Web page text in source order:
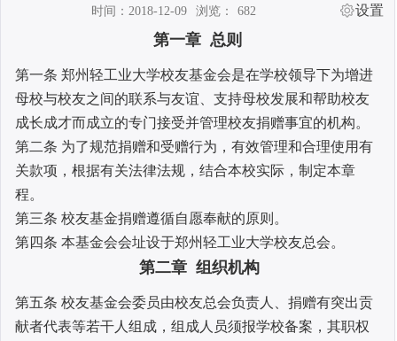
时间：2018-12-09 浏览： 682 设置
第一章 总则
第一条 郑州轻工业大学校友基金会是在学校领导下为增进
母校与校友之间的联系与友谊、支持母校发展和帮助校友
成长成才而成立的专门接受并管理校友捐赠事宜的机构。
第二条 为了规范捐赠和受赠行为，有效管理和合理使用有
关款项，根据有关法律法规，结合本校实际，制定本章
程。
第三条 校友基金捐赠遵循自愿奉献的原则。
第四条 本基金会会址设于郑州轻工业大学校友总会。
第二章 组织机构
第五条 校友基金会委员由校友总会负责人、捐赠有突出贡
献者代表等若干人组成，组成人员须报学校备案，其职权